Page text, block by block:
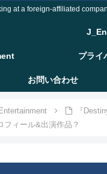
at a foreign-affiliated
プライ
お問い合わせ
『
フィール&出演作品？